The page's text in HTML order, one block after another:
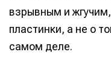
взрывным и
пластинки, а не о
самом деле.